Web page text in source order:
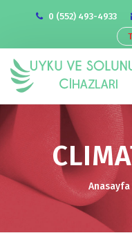
0 (552) 493-4933
Anasayfa